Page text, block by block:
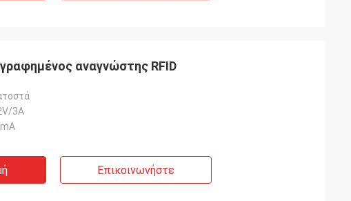
αναγνώστης RFID
3A
Επικοινωνήστε